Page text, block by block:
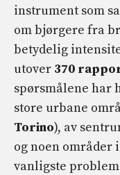
instrument som
om bjørgere fra
betydelig
utover 370
spørsmålene har
store urbane
Torino), av
og noen områder
vanligste